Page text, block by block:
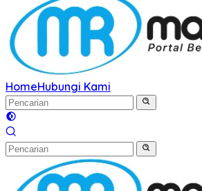
HomeHubungi Kami